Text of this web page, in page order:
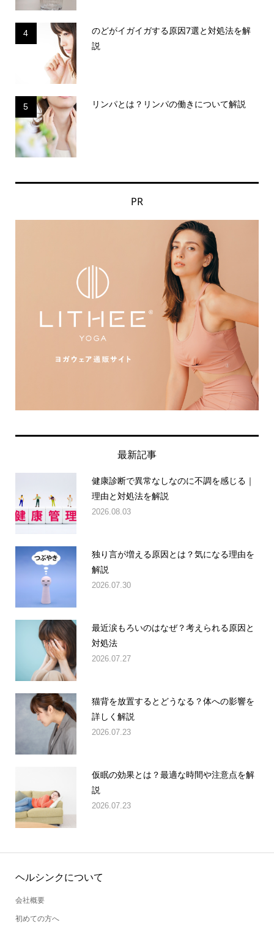
4
のどがイガイガする原因7選と対処法を解
説
5 リンパとは？リンパの働きについて解説
PR
最新記事
健康診断で異常なしなのに不調を感じる｜
理由と対処法を解説
2026.08.03
独り言が増える原因とは？気になる理由を
解説
2026.07.30
最近涙もろいのはなぜ？考えられる原因と
対処法
2026.07.27
猫背を放置するとどうなる？体への影響を
詳しく解説
2026.07.23
仮眠の効果とは？最適な時間や注意点を解
説
2026.07.23
ヘルシンクについて
会社概要
初めての方へ